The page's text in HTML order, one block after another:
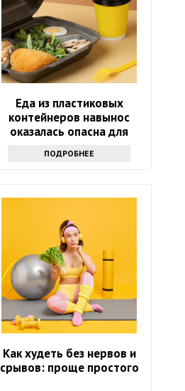
Еда из пластиковых
контейнеров навынос
оказалась опасна для
ПОДРОБНЕЕ
Как худеть без нервов и
срывов: проще простого